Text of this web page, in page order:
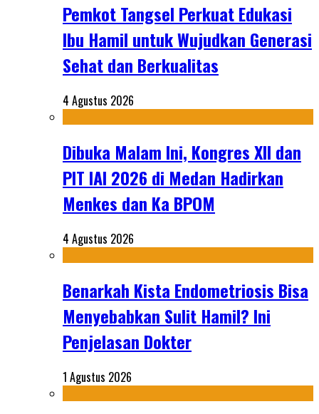
Pemkot Tangsel Perkuat Edukasi
Ibu Hamil untuk Wujudkan Generasi
Sehat dan Berkualitas
4 Agustus 2026
Dibuka Malam Ini, Kongres XII dan
PIT IAI 2026 di Medan Hadirkan
Menkes dan Ka BPOM
4 Agustus 2026
Benarkah Kista Endometriosis Bisa
Menyebabkan Sulit Hamil? Ini
Penjelasan Dokter
1 Agustus 2026